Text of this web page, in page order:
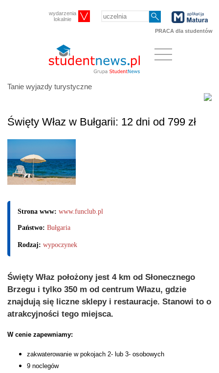
wydarzenia
lokalnie
PRACA dla studentów
Tanie wyjazdy turystyczne
Święty Właz w Bułgarii: 12 dni od 799 zł
Strona www: www.funclub.pl
Państwo: Bułgaria
Rodzaj: wypoczynek
Święty Właz położony jest 4 km od Słonecznego
Brzegu i tylko 350 m od centrum Włazu, gdzie
znajdują się liczne sklepy i restauracje. Stanowi to o
atrakcyjności tego miejsca.
W cenie zapewniamy:
zakwaterowanie w pokojach 2- lub 3- osobowych
9 noclegów